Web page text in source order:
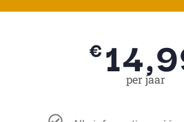
€
per jaar